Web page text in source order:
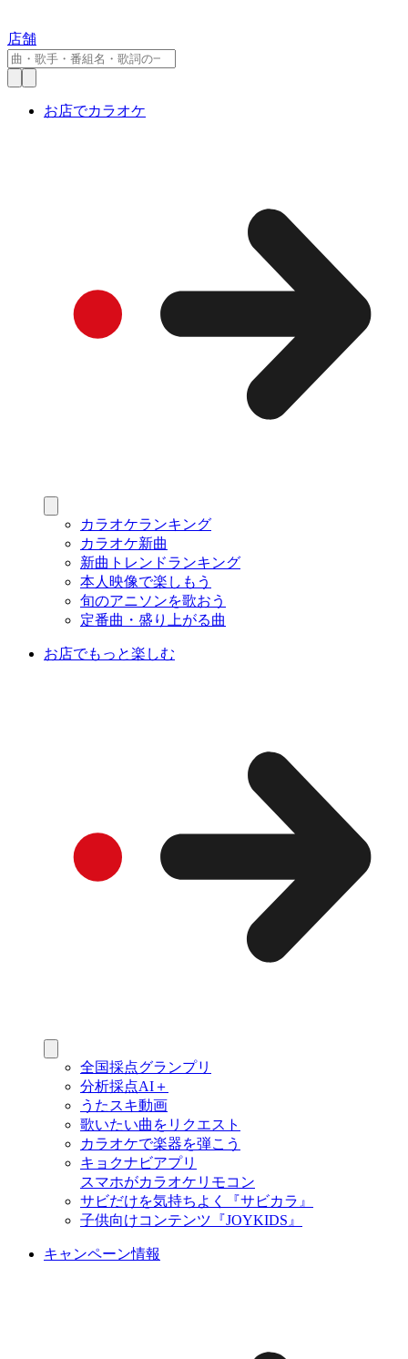
店舗
お店でカラオケ
カラオケランキング
カラオケ新曲
新曲トレンドランキング
本人映像で楽しもう
旬のアニソンを歌おう
定番曲・盛り上がる曲
お店でもっと楽しむ
全国採点グランプリ
分析採点AI＋
うたスキ動画
歌いたい曲をリクエスト
カラオケで楽器を弾こう
キョクナビアプリ
スマホがカラオケリモコン
サビだけを気持ちよく『サビカラ』
子供向けコンテンツ『JOYKIDS』
キャンペーン情報